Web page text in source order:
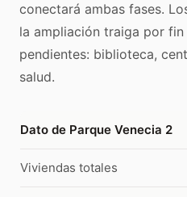
conectará ambas fases.
la ampliación traiga por
pendientes: biblioteca,
salud.
Dato de Parque Venecia 2
Viviendas totales